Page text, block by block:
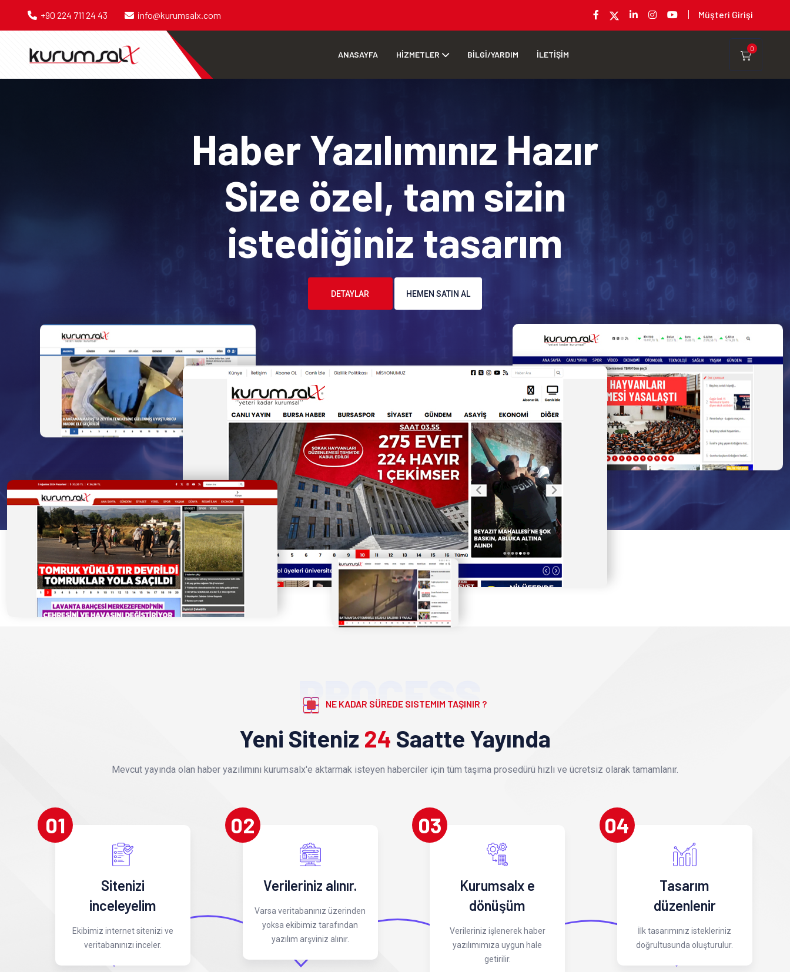
+90 224 711 24 43 info@kurumsalx.com Müşteri Girişi
ANASAYFA HİZMETLER BİLGİ/YARDIM İLETİŞİM
0
Haber Yazılımınız Hazır
Size özel, tam sizin
istediğiniz tasarım
DETAYLAR HEMEN SATIN AL
PROCESS
NE KADAR SÜREDE SISTEMIM TAŞINIR ?
Yeni Siteniz 24 Saatte Yayında
Mevcut yayında olan haber yazılımını kurumsalx'e aktarmak isteyen haberciler için tüm taşıma prosedürü hızlı ve ücretsiz olarak tamamlanır.
01
Sitenizi
inceleyelim
Ekibimiz internet sitenizi ve
veritabanınızı inceler.
02
Verileriniz alınır.
Varsa veritabanınız üzerinden
yoksa ekibimiz tarafından
yazılım arşviniz alınır.
03
Kurumsalx e
dönüşüm
Verileriniz işlenerek haber
yazılımımıza uygun hale
getirilir.
04
Tasarım
düzenlenir
İlk tasarımınız istekleriniz
doğrultusunda oluşturulur.